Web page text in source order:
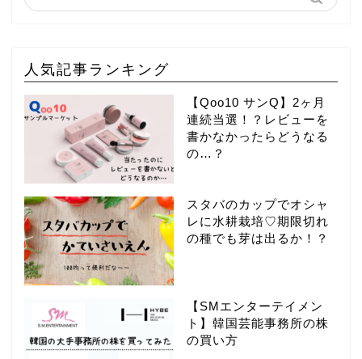
人気記事ランキング
【Qoo10 サンQ】2ヶ月
連続当選！？レビューを
書かなかったらどうなる
の…？
スタバのカップでオシャ
レに水耕栽培♡期限切れ
の種でも芽は出るか！？
【SMエンターテイメン
ト】韓国芸能事務所の株
の買い方